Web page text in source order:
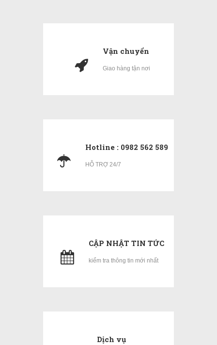
Vận chuyển
Giao hàng tận nơi
Hotline : 0982 562 589
HỖ TRỢ 24/7
CẬP NHẬT TIN TỨC
kiểm tra thông tin mới nhất
Dịch vụ